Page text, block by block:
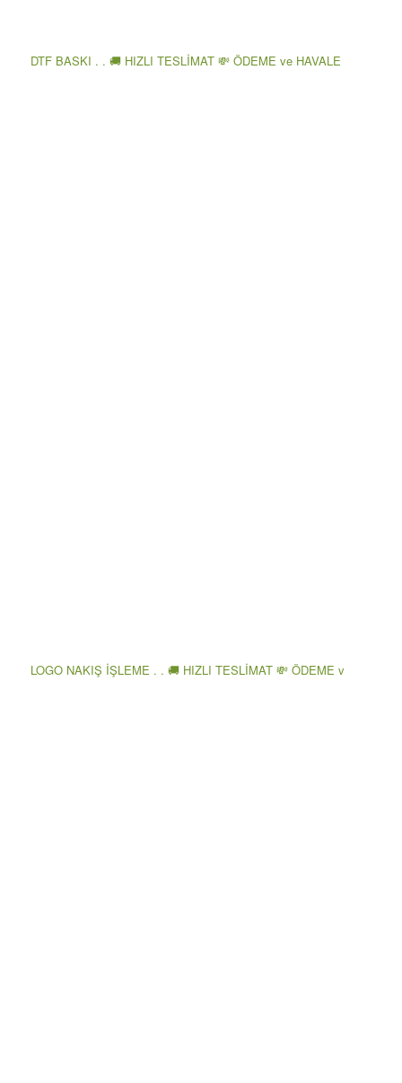
DTF BASKI . . 🚚 HIZLI TESLİMAT 💸 ÖDEME ve HAVALE
LOGO NAKIŞ İŞLEME . . 🚚 HIZLI TESLİMAT 💸 ÖDEME v